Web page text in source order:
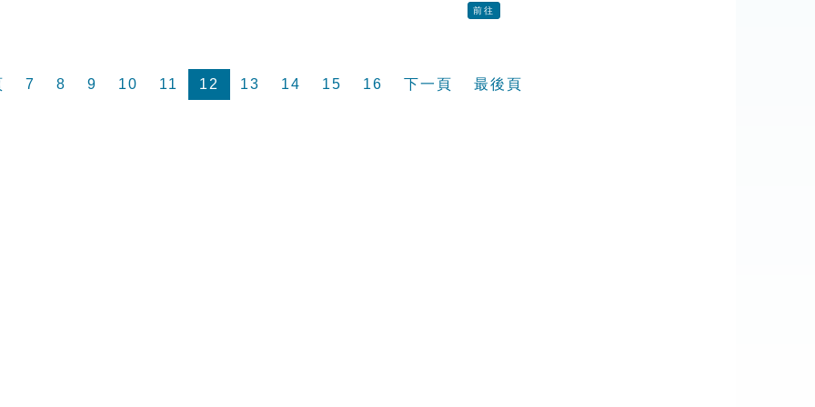
前往
7 8 9 10 11 12 13 14 15 16 下一頁 最後頁